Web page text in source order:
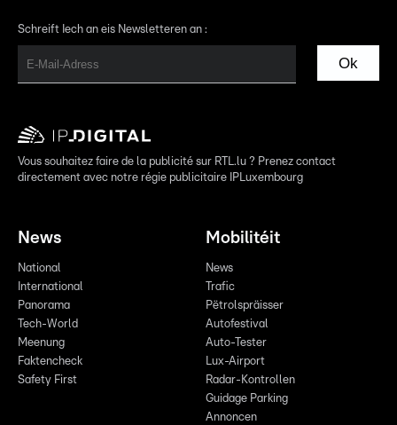
Schreift Iech an eis Newsletteren an :
Ok
Vous souhaitez faire de la publicité sur RTL.lu ? Prenez contact
directement avec notre régie publicitaire IPLuxembourg
News
National
International
Panorama
Tech-World
Meenung
Faktencheck
Safety First
Mobilitéit
News
Trafic
Pëtrolspräisser
Autofestival
Auto-Tester
Lux-Airport
Radar-Kontrollen
Guidage Parking
Annoncen